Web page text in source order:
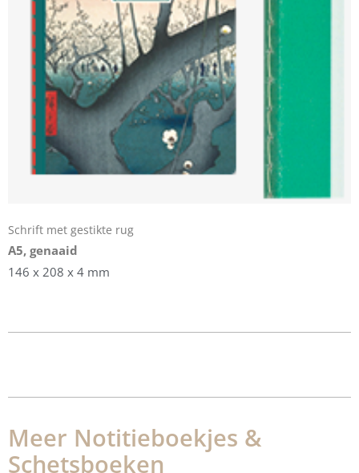
Schrift met gestikte rug
A5, genaaid
146 x 208 x 4 mm
Meer Notitieboekjes &
Schetsboeken